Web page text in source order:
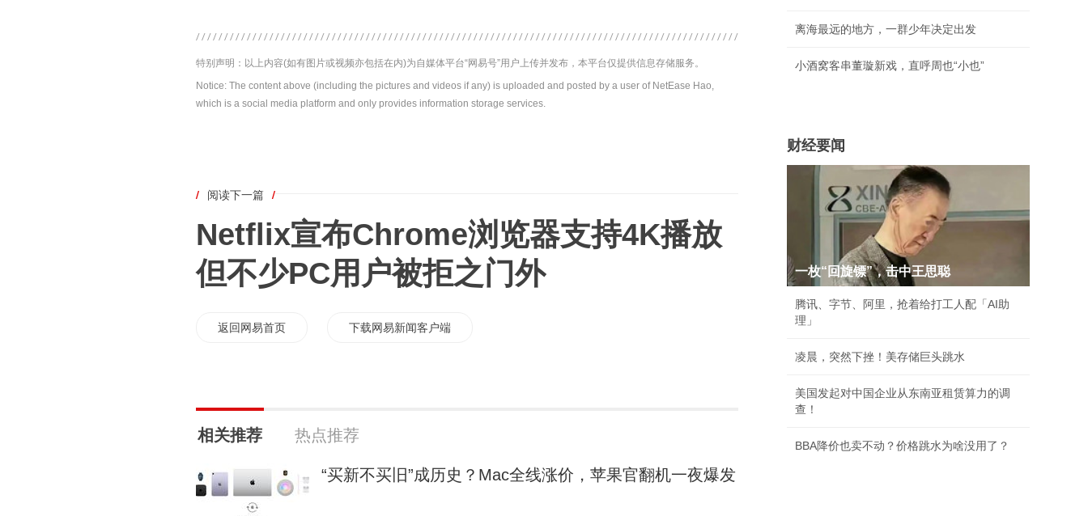
特别声明：以上内容(如有图片或视频亦包括在内)为自媒体平台“网易号”用户上传并发布，本平台仅提供信息存储服务。
Notice: The content above (including the pictures and videos if any) is uploaded and posted by a user of NetEase Hao,
which is a social media platform and only provides information storage services.
/ 阅读下一篇 /
Netflix宣布Chrome浏览器支持4K播放
但不少PC用户被拒之门外
返回网易首页 下载网易新闻客户端
相关推荐 热点推荐
“买新不买旧”成历史？Mac全线涨价，苹果官翻机一夜爆发
离海最远的地方，一群少年决定出发
小酒窝客串董璇新戏，直呼周也“小也”
财经要闻
一枚“回旋镖”，击中王思聪
腾讯、字节、阿里，抢着给打工人配「AI助
理」
凌晨，突然下挫！美存储巨头跳水
美国发起对中国企业从东南亚租赁算力的调
查！
BBA降价也卖不动？价格跳水为啥没用了？